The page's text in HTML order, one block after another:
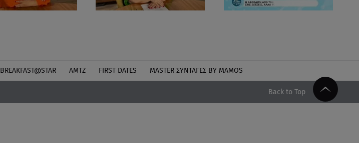
BREAKFAST@STAR ΑΜΤΖ FIRST DATES MASTER ΣΥΝΤΑΓΈΣ BY MAMOS
Back to Top